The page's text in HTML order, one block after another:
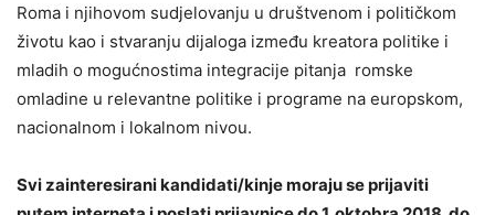
Roma i njihovom sudjelovanju u društvenom i političkom
životu kao i stvaranju dijaloga između kreatora politike i
mladih o mogućnostima integracije pitanja romske
omladine u relevantne politike i programe na europskom,
nacionalnom i lokalnom nivou.
Svi zainteresirani kandidati/kinje moraju se prijaviti